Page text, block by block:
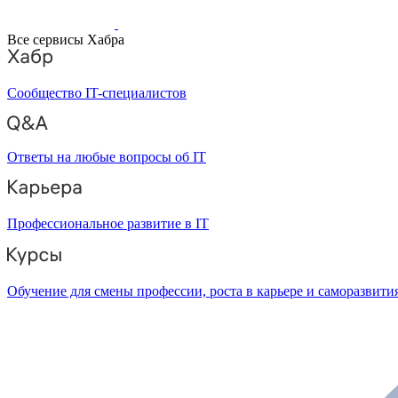
Все сервисы Хабра
Сообщество IT-специалистов
Ответы на любые вопросы об IT
Профессиональное развитие в IT
Обучение для смены профессии, роста в карьере и